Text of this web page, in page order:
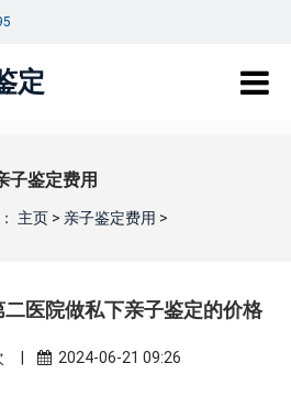
定
子鉴定费用
主页> 亲子鉴定费用 >
医院做私下亲子鉴定的价格
| 2024-06-21 09:26